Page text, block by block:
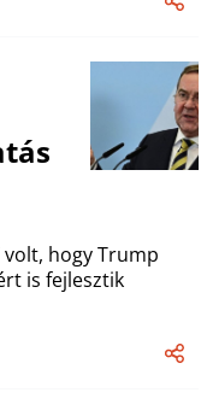
hogy Trump
is fejlesztik